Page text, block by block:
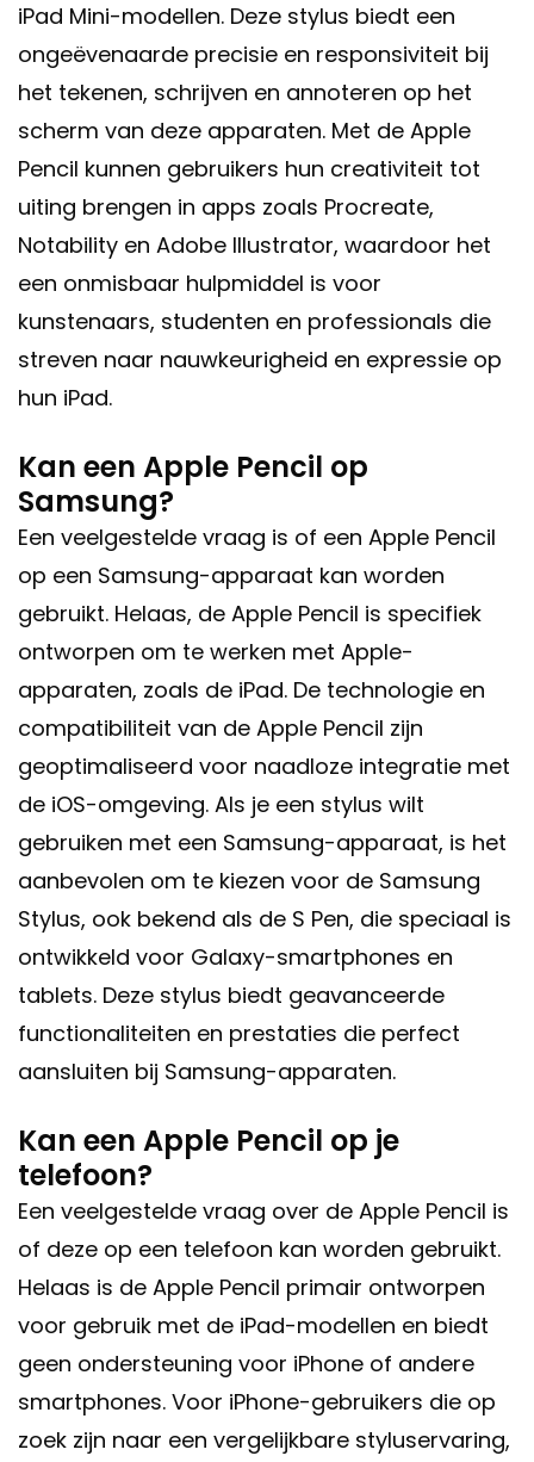
iPad Mini-modellen. Deze stylus biedt een
ongeëvenaarde precisie en responsiviteit bij
het tekenen, schrijven en annoteren op het
scherm van deze apparaten. Met de Apple
Pencil kunnen gebruikers hun creativiteit tot
uiting brengen in apps zoals Procreate,
Notability en Adobe Illustrator, waardoor het
een onmisbaar hulpmiddel is voor
kunstenaars, studenten en professionals die
streven naar nauwkeurigheid en expressie op
hun iPad.
Kan een Apple Pencil op
Samsung?
Een veelgestelde vraag is of een Apple Pencil
op een Samsung-apparaat kan worden
gebruikt. Helaas, de Apple Pencil is specifiek
ontworpen om te werken met Apple-
apparaten, zoals de iPad. De technologie en
compatibiliteit van de Apple Pencil zijn
geoptimaliseerd voor naadloze integratie met
de iOS-omgeving. Als je een stylus wilt
gebruiken met een Samsung-apparaat, is het
aanbevolen om te kiezen voor de Samsung
Stylus, ook bekend als de S Pen, die speciaal is
ontwikkeld voor Galaxy-smartphones en
tablets. Deze stylus biedt geavanceerde
functionaliteiten en prestaties die perfect
aansluiten bij Samsung-apparaten.
Kan een Apple Pencil op je
telefoon?
Een veelgestelde vraag over de Apple Pencil is
of deze op een telefoon kan worden gebruikt.
Helaas is de Apple Pencil primair ontworpen
voor gebruik met de iPad-modellen en biedt
geen ondersteuning voor iPhone of andere
smartphones. Voor iPhone-gebruikers die op
zoek zijn naar een vergelijkbare styluservaring,